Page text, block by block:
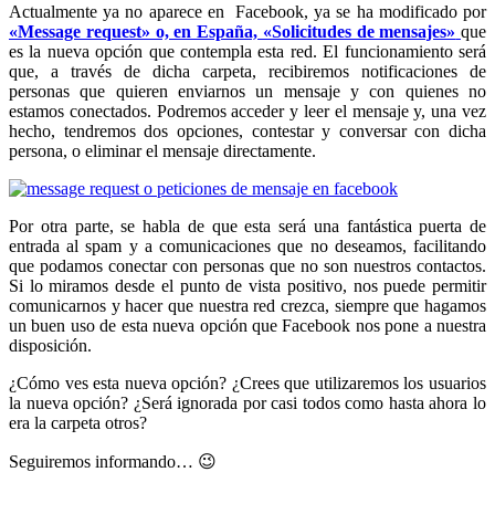
Actualmente ya no aparece en Facebook, ya se ha modificado por
«Message request» o, en España, «Solicitudes de mensajes» que
es la nueva opción que contempla esta red. El funcionamiento será
que, a través de dicha carpeta, recibiremos notificaciones de
personas que quieren enviarnos un mensaje y con quienes no
estamos conectados. Podremos acceder y leer el mensaje y, una vez
hecho, tendremos dos opciones, contestar y conversar con dicha
persona, o eliminar el mensaje directamente.
Por otra parte, se habla de que esta será una fantástica puerta de
entrada al spam y a comunicaciones que no deseamos, facilitando
que podamos conectar con personas que no son nuestros contactos.
Si lo miramos desde el punto de vista positivo, nos puede permitir
comunicarnos y hacer que nuestra red crezca, siempre que hagamos
un buen uso de esta nueva opción que Facebook nos pone a nuestra
disposición.
¿Cómo ves esta nueva opción? ¿Crees que utilizaremos los usuarios
la nueva opción? ¿Será ignorada por casi todos como hasta ahora lo
era la carpeta otros?
Seguiremos informando… 😉